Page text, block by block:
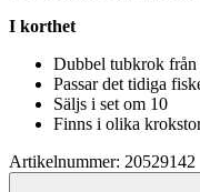
I korthet
Dubbel tubkrok
Passar det tidiga
Säljs i set om 10
Finns i olika
Artikelnummer: 20529142